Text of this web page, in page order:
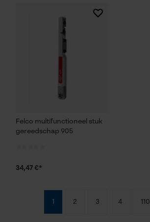
Felco multifunctioneel stuk
gereedschap 905
34,47 €*
1 2 3 4 110